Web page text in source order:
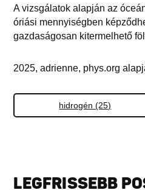
A vizsgálatok alapján az
óriási mennyiségben
gazdaságosan kitermelhető
2025, adrienne, phys.org
hidrogén (25)
LEGFRISSEBB